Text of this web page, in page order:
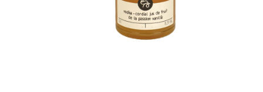
€28,00